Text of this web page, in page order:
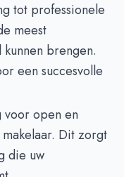
tot professionele
meest
brengen.
een succesvolle
voor open en
Dit zorgt
die uw